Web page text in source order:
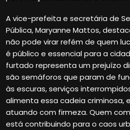
A vice-prefeita e secretária de
Pública, Maryanne Mattos,
não pode virar refém de quem
é público e essencial para a
furtado representa um prejuízo
são semáforos que param de
às escuras, serviços
alimenta essa cadeia criminosa,
atuando com firmeza. Quem
está contribuindo para o caos